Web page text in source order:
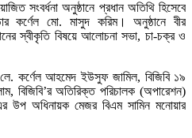
সংবর্ধনা অনুষ্ঠানে প্রধান অতিথি হিসেবে
কর্ণেল মো. মাসুদ করিম। অনুষ্ঠানে বীর
স্বীকৃতি বিষয়ে আলোচনা সভা, চা-চক্র ও
লে. কর্ণেল আহমেদ ইউসুফ জামিল, বিজিবি ১৯
বিজিবি’র অতিরিক্ত পরিচালক (অপারেশন)
উপ অধিনায়ক মেজর বিএম সামিন মনোয়ার